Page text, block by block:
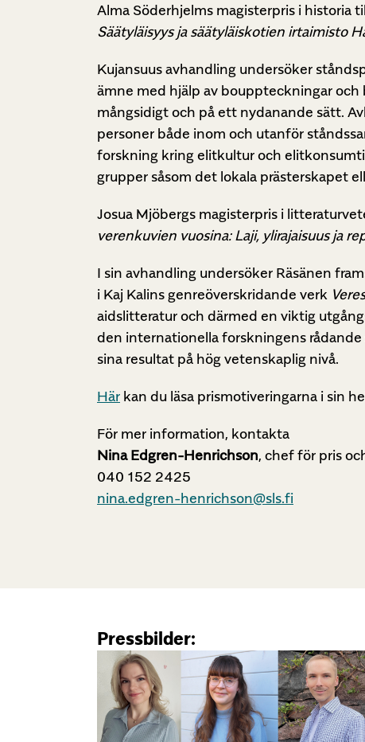
Alma Söderhjelms magisterpris i historia
Säätyläisyys ja säätyläiskotien irtaimisto
Kujansuus avhandling undersöker
ämne med hjälp av bouppteckningar och
mångsidigt och på ett nydanande sätt.
personer både inom och utanför
forskning kring elitkultur och
grupper såsom det lokala prästerskapet
Josua Mjöbergs magisterpris i
verenkuvien vuosina: Laji, ylirajaisuus ja
I sin avhandling undersöker Räsänen
i Kaj Kalins genreöverskridande verk
aidslitteratur och därmed en viktig
den internationella forskningens rådande
sina resultat på hög vetenskaplig nivå.
Här kan du läsa prismotiveringarna i sin
För mer information, kontakta
Nina Edgren-Henrichson, chef för pris
040 152 2425
nina.edgren-henrichson@sls.fi